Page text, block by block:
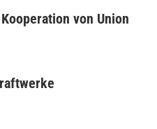
von Union